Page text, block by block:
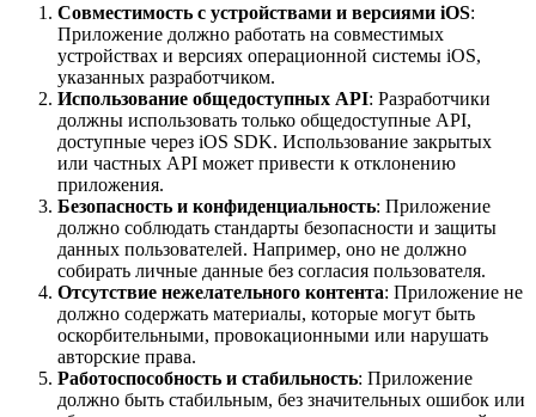
Совместимость с устройствами и версиями iOS:
Приложение должно работать на совместимых
устройствах и версиях операционной системы iOS,
указанных разработчиком.
Использование общедоступных API: Разработчики
должны использовать только общедоступные API,
доступные через iOS SDK. Использование закрытых
или частных API может привести к отклонению
приложения.
Безопасность и конфиденциальность: Приложение
должно соблюдать стандарты безопасности и защиты
данных пользователей. Например, оно не должно
собирать личные данные без согласия пользователя.
Отсутствие нежелательного контента: Приложение не
должно содержать материалы, которые могут быть
оскорбительными, провокационными или нарушать
авторские права.
Работоспособность и стабильность: Приложение
должно быть стабильным, без значительных ошибок или